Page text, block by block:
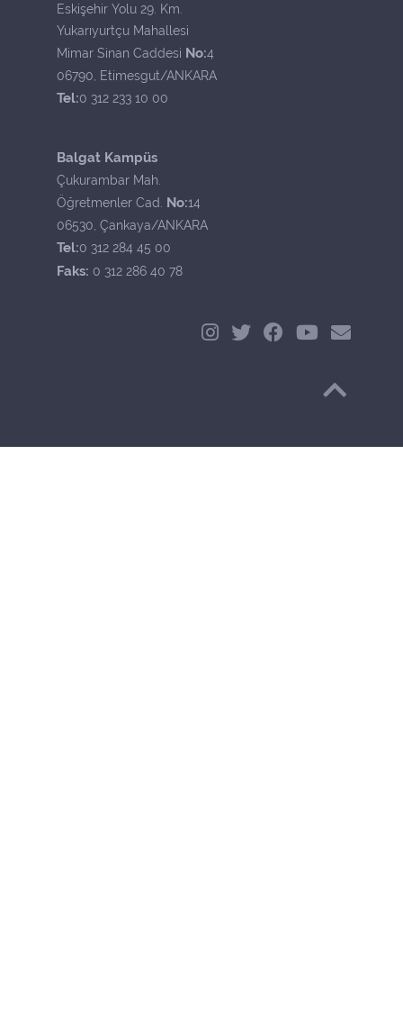
Eskişehir Yolu 29. Km.
Yukarıyurtçu Mahallesi
Mimar Sinan Caddesi No:4
06790, Etimesgut/ANKARA
Tel:0 312 233 10 00
Balgat Kampüs
Çukurambar Mah.
Öğretmenler Cad. No:14
06530, Çankaya/ANKARA
Tel:0 312 284 45 00
Faks: 0 312 286 40 78